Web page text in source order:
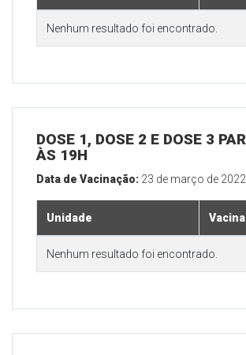
Nenhum resultado foi encontrado.
DOSE 1, DOSE 2 E DOSE 3
ÀS 19H
Data de Vacinação: 23 de março de 2022
Unidade Vacina
Nenhum resultado foi encontrado.